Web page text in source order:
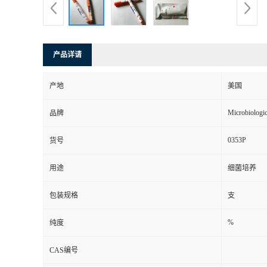
产品详请
产地 美国
品牌
货号 0353P
用途 细菌培养
包装规格 支
纯度 %
CAS编号